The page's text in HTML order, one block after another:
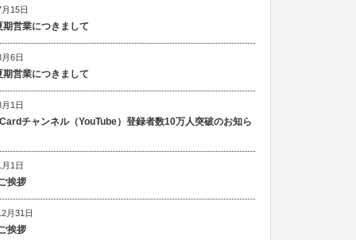
15日
期営業につきまして
6日
期営業につきまして
1日
チャンネル（YouTube）登録者数10万人突破のお知ら
1日
挨拶
月31日
挨拶